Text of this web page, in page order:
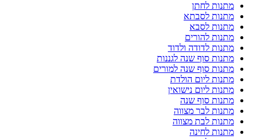
מתנות לחתן
מתנות לסבתא
מתנות לסבא
מתנות להורים
מתנות לדודה ולדוד
מתנות סוף שנה לגננות
מתנות סוף שנה למורים
מתנות ליום הולדת
מתנות ליום נישואין
מתנות סוף שנה
מתנות לבר מצווה
מתנות לבת מצווה
מתנות לחינה